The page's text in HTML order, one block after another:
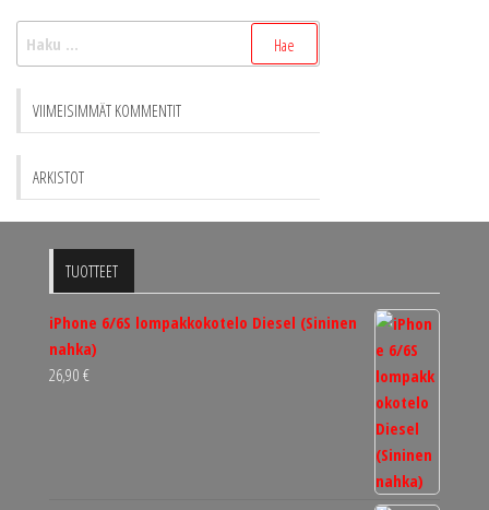
VIIMEISIMMÄT KOMMENTIT
ARKISTOT
TUOTTEET
iPhone 6/6S lompakkokotelo Diesel (Sininen
nahka)
26,90 €